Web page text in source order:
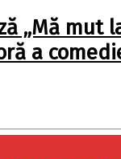
„Mă mut
a